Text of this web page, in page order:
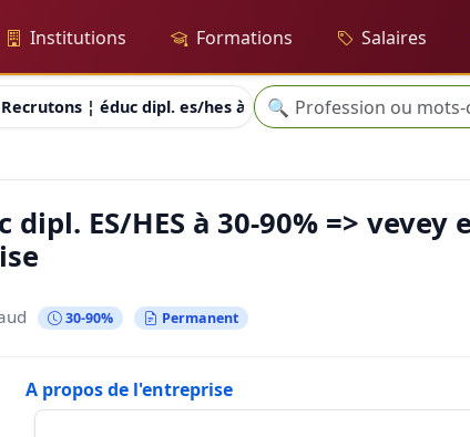
Institutions Formations Salaires
Recrutons ¦ éduc dipl. es/hes à 30-90% => vevey et région
Recherche
🔍
ES/HES à 30-90% => vevey
30-90% Permanent
A propos de l'entreprise